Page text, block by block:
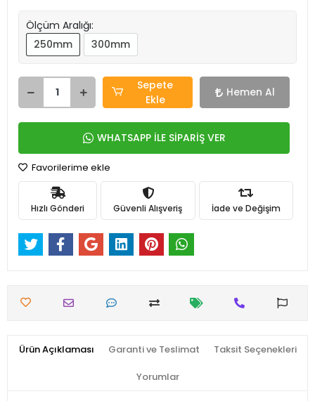
Ölçüm Aralığı:
250mm
300mm
Sepete
Ekle
Hemen Al
WHATSAPP İLE SİPARİŞ VER
Favorilerime ekle
Hızlı Gönderi Güvenli Alışveriş İade ve Değişim
Ürün Açıklaması Garanti ve Teslimat Taksit Seçenekleri
Yorumlar